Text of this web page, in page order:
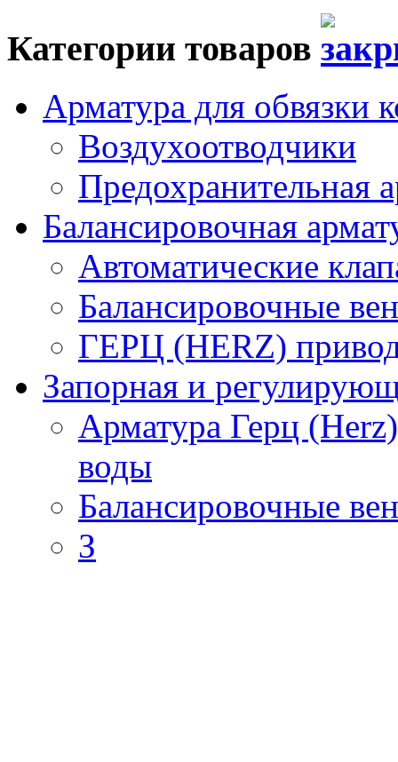
Категории товаров
Арматура для обвязки
Воздухоотводчики
Предохранительная
Балансировочная
Автоматические
Балансировочные
ГЕРЦ (HERZ)
Запорная и
Арматура Герц
воды
Балансировочные
З